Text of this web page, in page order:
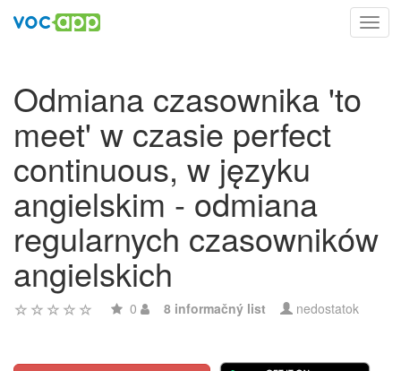
Odmiana czasownika 'to
meet' w czasie perfect
continuous, w języku
angielskim - odmiana
regularnych czasowników
angielskich
0 8 informačný list nedostatok